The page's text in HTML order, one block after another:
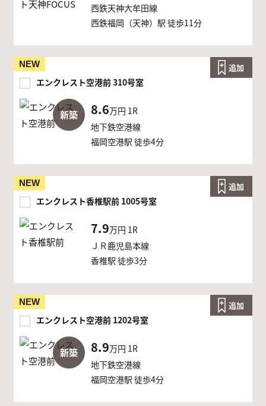
西鉄天神大牟田線
西鉄福岡（天神）駅 徒歩11分
NEW
新築
エンクレスト空港前 310号室
8.6万円 1R
地下鉄空港線
福岡空港駅 徒歩4分
追加
NEW
エンクレスト香椎駅前 1005号室
7.9万円 1R
ＪＲ鹿児島本線
香椎駅 徒歩3分
追加
NEW
新築
エンクレスト空港前 1202号室
8.9万円 1R
地下鉄空港線
福岡空港駅 徒歩4分
追加